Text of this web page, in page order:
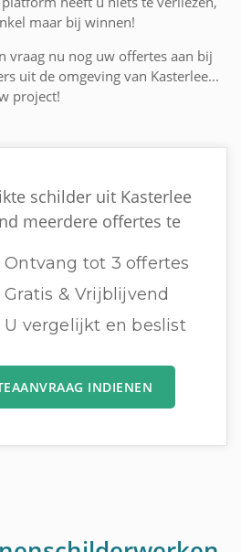
maar bij winnen!
vraag nu nog uw offertes aan bij
uit de omgeving van Kasterlee...
project!
schilder uit Kasterlee
meerdere offertes te
Ontvang tot 3 offertes
Gratis & Vrijblijvend
U vergelijkt en beslist
INDIENEN